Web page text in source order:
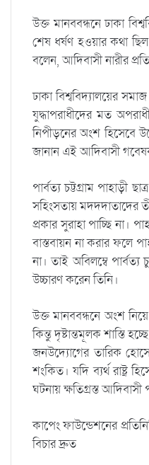
উক্ত মানববন্ধনে ঢাকা
শেষ ধর্ষণ হওয়ার কথা
বলেন, আদিবাসী নারীর
ঢাকা বিশ্ববিদ্যালয়ের
যুদ্ধাপরাধীদের মত
নিপীড়নের অংশ হিসেবে
জানান এই আদিবাসী
পার্বত্য চট্টগ্রাম পাহাড়ী
সহিংসতায় মদদদাতাদের
প্রকার সুরাহা পাচ্ছি না।
বাস্তবায়ন না করার ফলে
না। তাই অবিলম্বে
উচ্চারণ করেন তিনি।
উক্ত মানববন্ধনে অংশ
কিন্তু দৃষ্টান্তমূলক শাস্তি
জনউদ্যোগের তারিক
শংকিত। যদি ব্যর্থ রাষ্ট্র
ঘটনায় ক্ষতিগ্রস্ত
কাপেং ফাউন্ডেশনের
বিচার দ্রুত